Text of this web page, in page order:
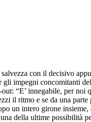
con il decisivo
impegni concomitanti
“E’ innegabile, per noi
il ritmo e se da una
un intero girone
della ultime possibilità